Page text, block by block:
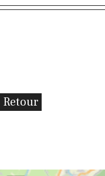
Retour